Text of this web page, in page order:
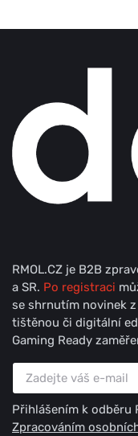
RMOL.CZ je B2B
a SR. Po registraci
se shrnutím novinek
tištěnou či digitální
Gaming Ready
Přihlášením k odběru
Zpracováním